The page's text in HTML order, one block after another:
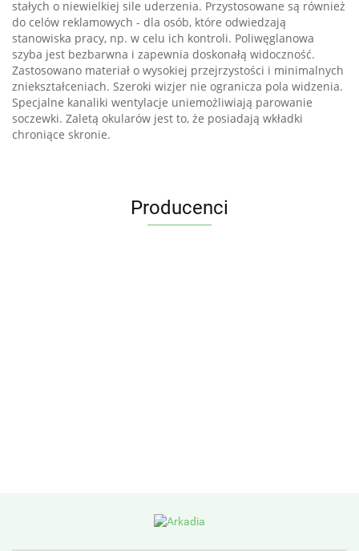
stałych o niewielkiej sile uderzenia. Przystosowane są również
do celów reklamowych - dla osób, które odwiedzają
stanowiska pracy, np. w celu ich kontroli. Poliwęglanowa
szyba jest bezbarwna i zapewnia doskonałą widoczność.
Zastosowano materiał o wysokiej przejrzystości i minimalnych
zniekształceniach. Szeroki wizjer nie ogranicza pola widzenia.
Specjalne kanaliki wentylacje uniemożliwiają parowanie
soczewki. Zaletą okularów jest to, że posiadają wkładki
chroniące skronie.
Producenci